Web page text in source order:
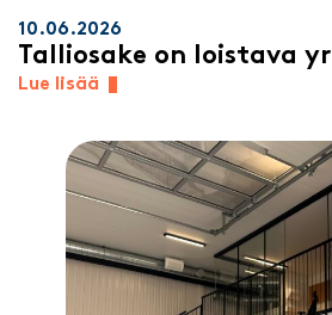
10.06.2026
Talliosake on loistava
Lue lisää